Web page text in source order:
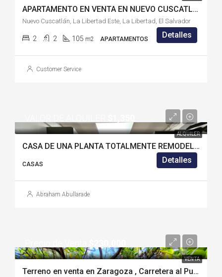
APARTAMENTO EN VENTA EN NUEVO CUSCATLÁN-LB8726LG
Nuevo Cuscatlán, La Libertad Este, La Libertad, El Salvador
2 2 105 m2 APARTAMENTOS Detalles
Customer Service
ALQUILER
CASA DE UNA PLANTA TOTALMENTE REMODELADA EN ALQUILER EN SANTA ELENA – SG1224LB
CASAS Detalles
Abraham Abullarade
VENTA
Terreno en venta en Zaragoza , Carretera al Puerto de La Libertad- Z1302GN